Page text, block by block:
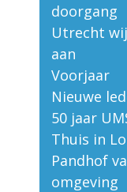
doorgang
Utrecht
aan
Voorjaar
Nieuwe
50 jaar
Thuis in
Pandhof
omgeving